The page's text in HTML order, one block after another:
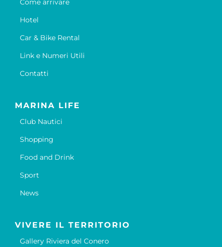
Come arrivare
Hotel
Car & Bike Rental
Link e Numeri Utili
Contatti
MARINA LIFE
Club Nautici
Shopping
Food and Drink
Sport
News
VIVERE IL TERRITORIO
Gallery Riviera del Conero